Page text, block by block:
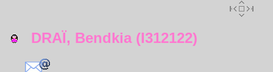
DRAÏ, Bendkia (I312122)